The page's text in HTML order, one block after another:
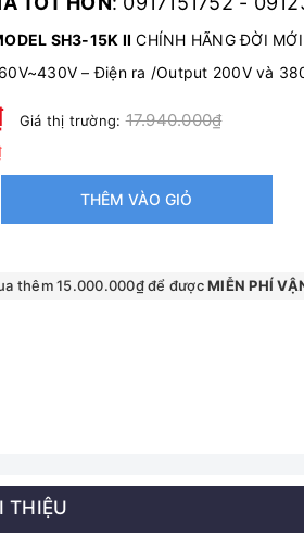
SH3-15K II CHÍNH HÃNG ĐỜI
–Điện ra /Output 200V và
Giá thị trường:17.940.000₫
THÊM VÀO GIỎ
thêm 15.000.000₫ để đượcMIỄN PHÍ
THIỆU